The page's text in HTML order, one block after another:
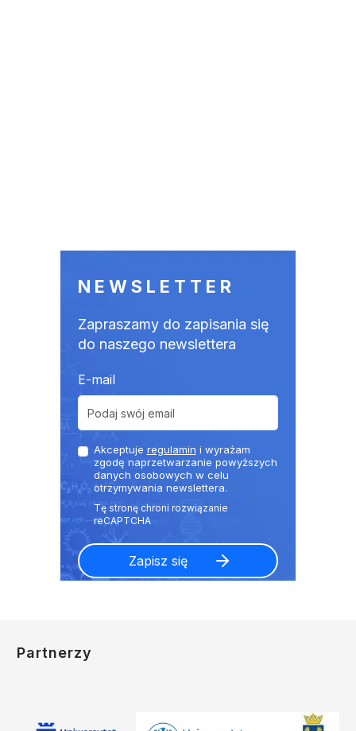
NEWSLETTER
Zapraszamy do zapisania się
do naszego newslettera
E-mail
Akceptuje regulamin i wyrażam
zgodę naprzetwarzanie powyższych
danych osobowych w celu
otrzymywania newslettera.
Partnerzy